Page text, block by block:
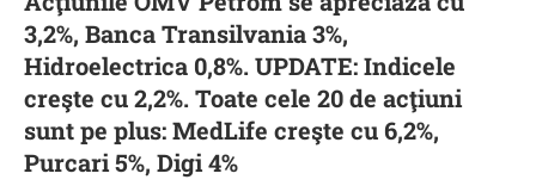
3,2%, Banca Transilvania 3%,
Hidroelectrica 0,8%. UPDATE: Indicele
creşte cu 2,2%. Toate cele 20 de acţiuni
sunt pe plus: MedLife creşte cu 6,2%,
Purcari 5%, Digi 4%